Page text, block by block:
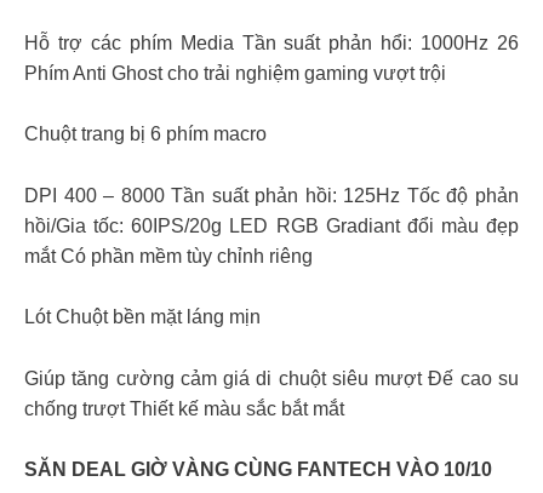
Hỗ trợ các phím Media Tần suất phản hổi: 1000Hz 26
Phím Anti Ghost cho trải nghiệm gaming vượt trội
Chuột trang bị 6 phím macro
DPI 400 – 8000 Tần suất phản hồi: 125Hz Tốc độ phản
hồi/Gia tốc: 60IPS/20g LED RGB Gradiant đổi màu đẹp
mắt Có phần mềm tùy chỉnh riêng
Lót Chuột bền mặt láng mịn
Giúp tăng cường cảm giá di chuột siêu mượt Đế cao su
chống trượt Thiết kế màu sắc bắt mắt
SĂN DEAL GIỜ VÀNG CÙNG FANTECH VÀO 10/10